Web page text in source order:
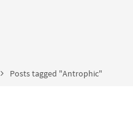
HomePosts tagged "Antrophic"